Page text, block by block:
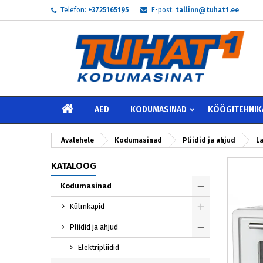
Telefon: +3725165195 E-post: tallinn@tuhat1.ee
AVALEHELE
AED KODUMASINAD
Avalehele Kodumasinad Pliidid ja ahjud
KATALOOG
Kodumasinad
Külmkapid
Pliidid ja ahjud
Elektripliidid